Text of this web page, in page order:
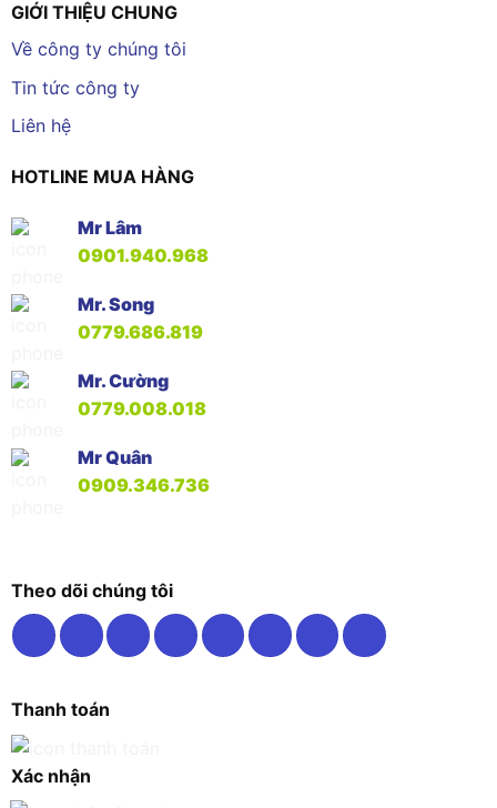
GIỚI THIỆU CHUNG
Về công ty chúng tôi
Tin tức công ty
Liên hệ
HOTLINE MUA HÀNG
Mr Lâm
0901.940.968
Mr. Song
0779.686.819
Mr. Cường
0779.008.018
Mr Quân
0909.346.736
Theo dõi chúng tôi
Thanh toán
Xác nhận